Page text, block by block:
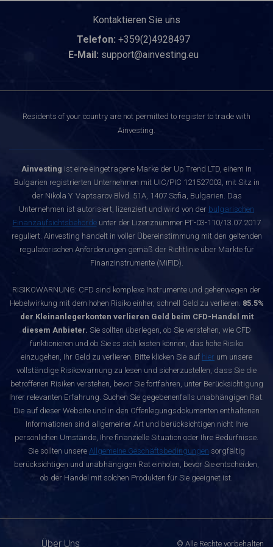
Kontaktieren Sie uns
Telefon: +359(2)4928497
E-Mail: support@ainvesting.eu
Residents of your country are not permitted to register to trade with
Ainvesting.
Ainvesting ist eine eingetragene Marke der Up Trend LTD, einem in
Bulgarien registrierten Unternehmen mit UIC/PIC 121527003, mit Sitz in
der Nikola Y. Vaptsarov Blvd. 51A, 1407 Sofia, Bulgarien. Das
Unternehmen ist autorisiert, lizenziert und wird von der bulgarischen
Finanzaufsichtsbehördeunter der Lizenznummer РГ-03-110/13.07.2017
reguliert. Ainvesting handelt in voller Übereinstimmung mit den geltenden
regulatorischen Anforderungen gemäß der Richtlinie über Märkte für
Finanzinstrumente (MiFID).
RISIKOWARNUNG: CFD sind komplexe Instrumente und gehenwegen der
Hebelwirkung mit dem hohen Risiko einher, schnell Geld zu verlieren. 85.5%
der Kleinanlegerkonten verlieren Geld beim CFD-Handel mit
diesem Anbieter. Sie sollten überlegen, ob Sie verstehen, wie CFD
funktionieren und ob Sie es sich leisten können, das hohe Risiko
einzugehen, Ihr Geld zu verlieren. Bitte klicken Sie auf hier um unsere
vollständige Risikowarnung zu lesen und sicherzustellen, dass Sie die
betroffenen Risiken verstehen, bevor Sie fortfahren, unter Berücksichtigung
Ihrer relevanten Erfahrung. Suchen Sie gegebenenfalls unabhängigen Rat.
Die auf dieser Website und in den Offenlegungsdokumenten enthaltenen
Informationen sind allgemeiner Art und berücksichtigen nicht Ihre
persönlichen Umstände, Ihre finanzielle Situation oder Ihre Bedürfnisse.
Sie sollten unsere Allgemeine Geschäftsbedingungen sorgfältig
berücksichtigen und unabhängigen Rat einholen, bevor Sie entscheiden,
ob der Handel mit solchen Produkten für Sie geeignet ist.
Über Uns © Alle Rechte vorbehalten